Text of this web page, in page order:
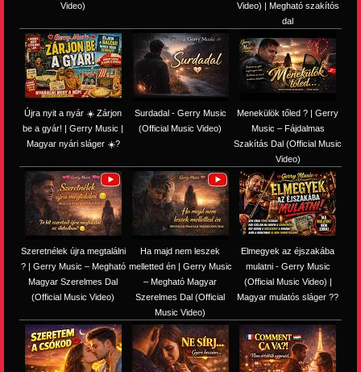
Video)
Video) | Megható szakítós
dal
Újra nyit a nyár ☀️ Zárjon
be a gyár! | Gerry Music |
Magyar nyári sláger ☀️?
Surdadal - Gerry Music
(Official Music Video)
Menekülök tőled ? | Gerry
Music – Fájdalmas
Szakítás Dal (Official Music
Video)
Szeretnélek újra megtalálni
? | Gerry Music – Megható
Magyar Szerelmes Dal
(Official Music Video)
Ha majd nem leszek
melletted én | Gerry Music
– Megható Magyar
Szerelmes Dal (Official
Music Video)
Elmegyek az éjszakába
mulatni - Gerry Music
(Official Music Video) |
Magyar mulatós sláger ??